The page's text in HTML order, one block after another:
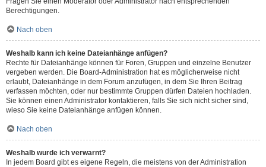
Berechtigungen.
Nach oben
Weshalb kann ich keine Dateianhänge anfügen?
Rechte für Dateianhänge können für Foren, Gruppen und einzelne Benutzer
vergeben werden. Die Board-Administration hat es möglicherweise nicht
erlaubt, Dateianhänge in dem Forum anzufügen, in dem Sie Ihren Beitrag
verfassen möchten, oder nur bestimmte Gruppen dürfen Dateien hochladen.
Sie können einen Administrator kontaktieren, falls Sie sich nicht sicher sind,
wieso Sie keine Dateianhänge anfügen können.
Nach oben
Weshalb wurde ich verwarnt?
In jedem Board gibt es eigene Regeln, die meistens von der Administration